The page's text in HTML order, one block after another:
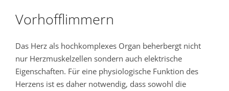
Vorhofflimmern
Das Herz als hochkomplexes Organ beherbergt nicht
nur Herzmuskelzellen sondern auch elektrische
Eigenschaften. Für eine physiologische Funktion des
Herzens ist es daher notwendig, dass sowohl die